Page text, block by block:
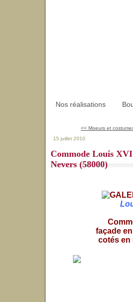
Nos réalisations
<< Moeurs et
15 juillet 2010
Commode Louis
Nevers (58000)
façade
cotés en